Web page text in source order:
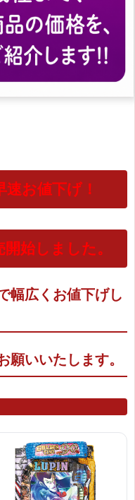
お値下げ！
始しました。
幅広くお値下げし
願いいたします。